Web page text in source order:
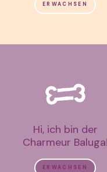
ERWACHSEN
Hi, ich bin der
Charmeur Baluga!
ERWACHSEN